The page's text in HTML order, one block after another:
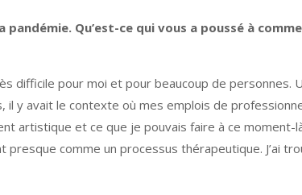
Qu’est-ce qui vous a poussé à
difficile pour moi et pour beaucoup de personnes.
il y avait le contexte où mes emplois de
artistique et ce que je pouvais faire à ce moment-
comme un processus thérapeutique. J’ai